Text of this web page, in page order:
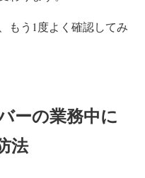
もう1度よく確認してみ
ーの業務中に
法